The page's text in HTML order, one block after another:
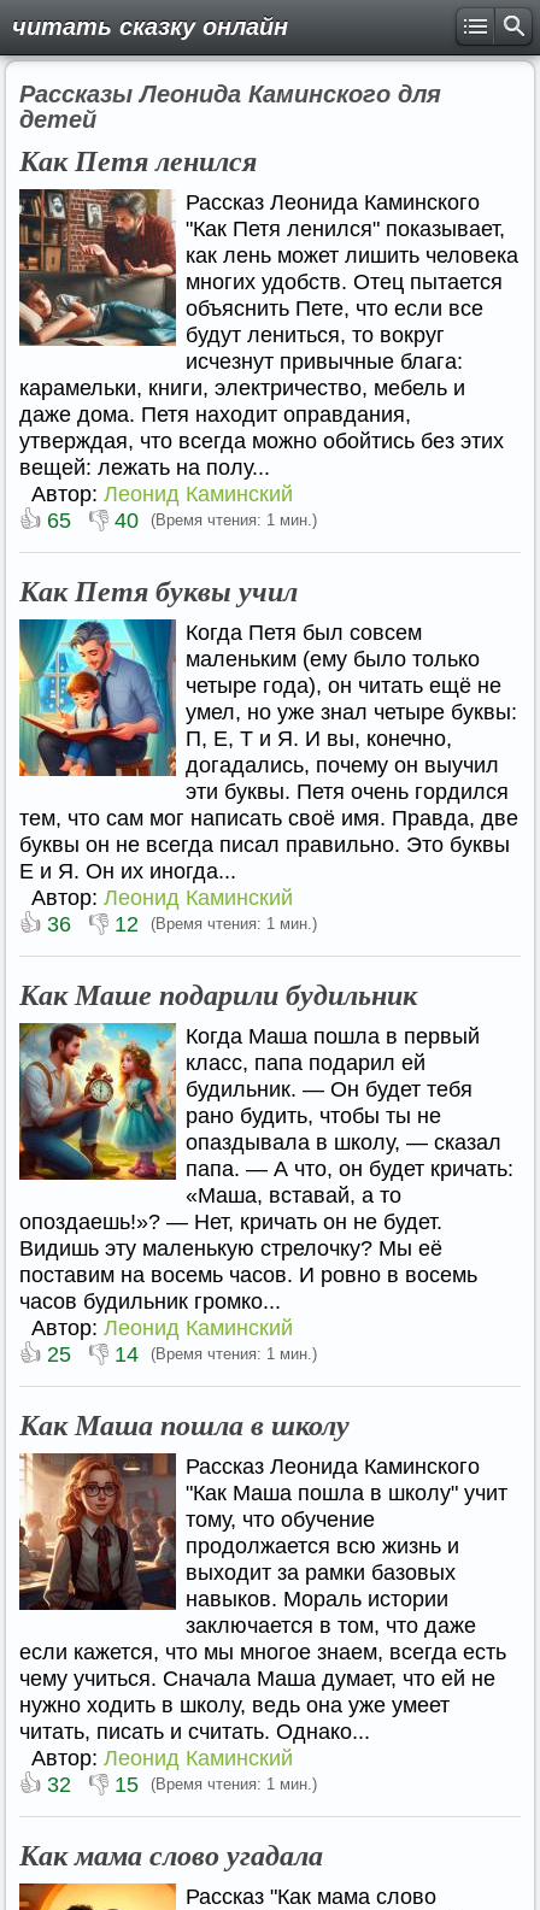
читать сказку онлайн
Рассказы Леонида Каминского для
детей
Как Петя ленился
Рассказ Леонида Каминского
"Как Петя ленился" показывает,
как лень может лишить человека
многих удобств. Отец пытается
объяснить Пете, что если все
будут лениться, то вокруг
исчезнут привычные блага:
карамельки, книги, электричество, мебель и
даже дома. Петя находит оправдания,
утверждая, что всегда можно обойтись без этих
вещей: лежать на полу...
Автор: Леонид Каминский
👍 65 👎 40 (Время чтения: 1 мин.)
Как Петя буквы учил
Когда Петя был совсем
маленьким (ему было только
четыре года), он читать ещё не
умел, но уже знал четыре буквы:
П, Е, Т и Я. И вы, конечно,
догадались, почему он выучил
эти буквы. Петя очень гордился
тем, что сам мог написать своё имя. Правда, две
буквы он не всегда писал правильно. Это буквы
Е и Я. Он их иногда...
Автор: Леонид Каминский
👍 36 👎 12 (Время чтения: 1 мин.)
Как Маше подарили будильник
Когда Маша пошла в первый
класс, папа подарил ей
будильник. — Он будет тебя
рано будить, чтобы ты не
опаздывала в школу, — сказал
папа. — А что, он будет кричать:
«Маша, вставай, а то
опоздаешь!»? — Нет, кричать он не будет.
Видишь эту маленькую стрелочку? Мы её
поставим на восемь часов. И ровно в восемь
часов будильник громко...
Автор: Леонид Каминский
👍 25 👎 14 (Время чтения: 1 мин.)
Как Маша пошла в школу
Рассказ Леонида Каминского
"Как Маша пошла в школу" учит
тому, что обучение
продолжается всю жизнь и
выходит за рамки базовых
навыков. Мораль истории
заключается в том, что даже
если кажется, что мы многое знаем, всегда есть
чему учиться. Сначала Маша думает, что ей не
нужно ходить в школу, ведь она уже умеет
читать, писать и считать. Однако...
Автор: Леонид Каминский
👍 32 👎 15 (Время чтения: 1 мин.)
Как мама слово угадала
Рассказ "Как мама слово